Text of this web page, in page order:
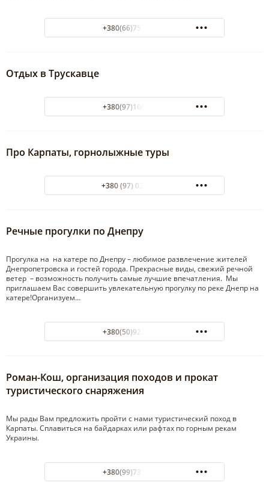
+380(66)753-08-33
Отдых в Трускавце
+380(97)100-61-91
Про Карпаты, горнолыжные туры
+380 (97) 034 53 93
Речные прогулки по Днепру
Прогулка на на катере по Днепру – любимое развлечение жителей
Днепропетровска и гостей города. Прекрасные виды, свежий речной
ветер – возможность получить самые лучшие впечатления. Мы
приглашаем Вас совершить увлекательную прогулку по реке Днепр на
катере!Организуем…
+380(50)922-81-53
Роман-Кош, организация походов и прокат
туристического снаряжения
Мы рады Вам предложить пройти с нами туристический поход в
Карпаты. Сплавиться на байдарках или рафтах по горным рекам
Украины.
+380(99)733-04-28